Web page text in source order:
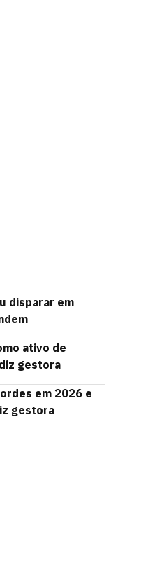
disparar em
ativo de
gestora
em 2026 e
gestora